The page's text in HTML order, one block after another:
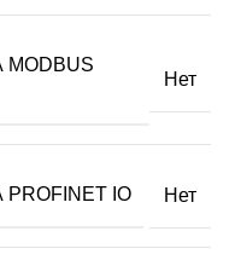
Нет
IO Нет